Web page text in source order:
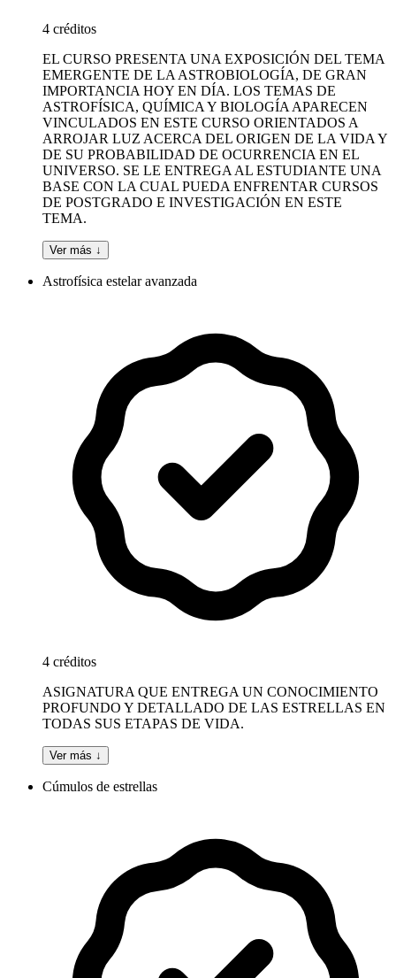
4 créditos
EL CURSO PRESENTA UNA EXPOSICIÓN DEL TEMA
EMERGENTE DE LA ASTROBIOLOGÍA, DE GRAN
IMPORTANCIA HOY EN DÍA. LOS TEMAS DE
ASTROFÍSICA, QUÍMICA Y BIOLOGÍA APARECEN
VINCULADOS EN ESTE CURSO ORIENTADOS A
ARROJAR LUZ ACERCA DEL ORIGEN DE LA VIDA Y
DE SU PROBABILIDAD DE OCURRENCIA EN EL
UNIVERSO. SE LE ENTREGA AL ESTUDIANTE UNA
BASE CON LA CUAL PUEDA ENFRENTAR CURSOS
DE POSTGRADO E INVESTIGACIÓN EN ESTE
TEMA.
Ver más ↓
Astrofísica estelar avanzada
4 créditos
ASIGNATURA QUE ENTREGA UN CONOCIMIENTO
PROFUNDO Y DETALLADO DE LAS ESTRELLAS EN
TODAS SUS ETAPAS DE VIDA.
Ver más ↓
Cúmulos de estrellas